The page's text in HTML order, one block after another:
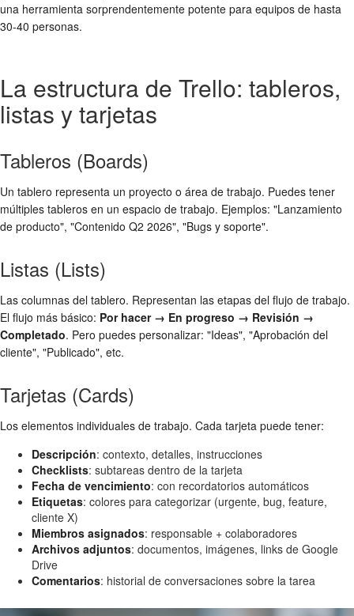
una herramienta sorprendentemente potente para equipos de hasta
30-40 personas.
La estructura de Trello: tableros,
listas y tarjetas
Tableros (Boards)
Un tablero representa un proyecto o área de trabajo. Puedes tener
múltiples tableros en un espacio de trabajo. Ejemplos: "Lanzamiento
de producto", "Contenido Q2 2026", "Bugs y soporte".
Listas (Lists)
Las columnas del tablero. Representan las etapas del flujo de trabajo.
El flujo más básico: Por hacer → En progreso → Revisión →
Completado. Pero puedes personalizar: "Ideas", "Aprobación del
cliente", "Publicado", etc.
Tarjetas (Cards)
Los elementos individuales de trabajo. Cada tarjeta puede tener:
Descripción: contexto, detalles, instrucciones
Checklists: subtareas dentro de la tarjeta
Fecha de vencimiento: con recordatorios automáticos
Etiquetas: colores para categorizar (urgente, bug, feature,
cliente X)
Miembros asignados: responsable + colaboradores
Archivos adjuntos: documentos, imágenes, links de Google
Drive
Comentarios: historial de conversaciones sobre la tarea